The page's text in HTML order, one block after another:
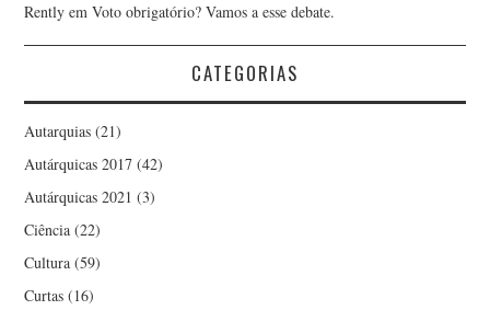
Rently emVoto obrigatório? Vamos a esse debate.
CATEGORIAS
Autarquias (21)
Autárquicas 2017 (42)
Autárquicas 2021 (3)
Ciência (22)
Cultura (59)
Curtas (16)